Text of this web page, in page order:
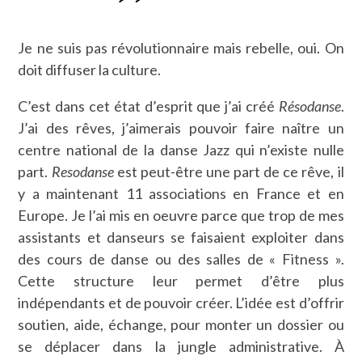
Je ne suis pas révolutionnaire mais rebelle, oui. On
doit diffuser la culture.
C’est dans cet état d’esprit que j’ai créé Résodanse.
J’ai des rêves, j’aimerais pouvoir faire naître un
centre national de la danse Jazz qui n’existe nulle
part. Resodanse est peut-être une part de ce rêve, il
y a maintenant 11 associations en France et en
Europe. Je l’ai mis en oeuvre parce que trop de mes
assistants et danseurs se faisaient exploiter dans
des cours de danse ou des salles de « Fitness ».
Cette structure leur permet d’être plus
indépendants et de pouvoir créer. L’idée est d’offrir
soutien, aide, échange, pour monter un dossier ou
se déplacer dans la jungle administrative. À